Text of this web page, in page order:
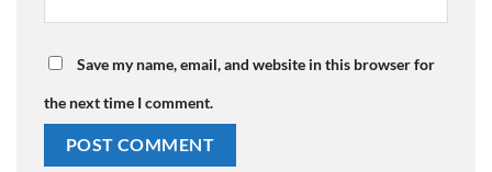
Save my name, email, and website in this browser for
the next time I comment.